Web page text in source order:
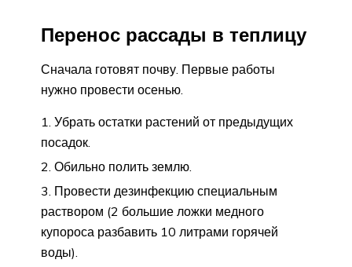
Перенос рассады в теплицу
Сначала готовят почву. Первые работы
нужно провести осенью.
Убрать остатки растений от предыдущих
посадок.
Обильно полить землю.
Провести дезинфекцию специальным
раствором (2 большие ложки медного
купороса разбавить 10 литрами горячей
воды).